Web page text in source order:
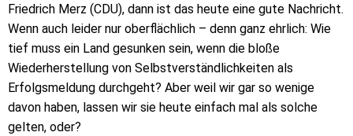
Friedrich Merz (CDU), dann ist das heute eine gute Nachricht.
Wenn auch leider nur oberflächlich – denn ganz ehrlich: Wie
tief muss ein Land gesunken sein, wenn die bloße
Wiederherstellung von Selbstverständlichkeiten als
Erfolgsmeldung durchgeht? Aber weil wir gar so wenige
davon haben, lassen wir sie heute einfach mal als solche
gelten, oder?